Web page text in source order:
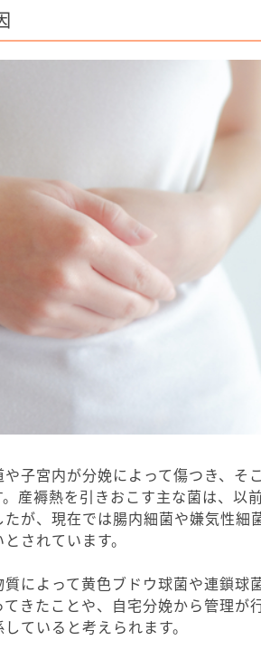
子宮内が分娩によって傷つき、そ
。産褥熱を引きおこす主な菌は、以
が、現在では腸内細菌や嫌気性細
されています。
質によって黄色ブドウ球菌や連鎖球
てきたことや、自宅分娩から管理が
ていると考えられます。